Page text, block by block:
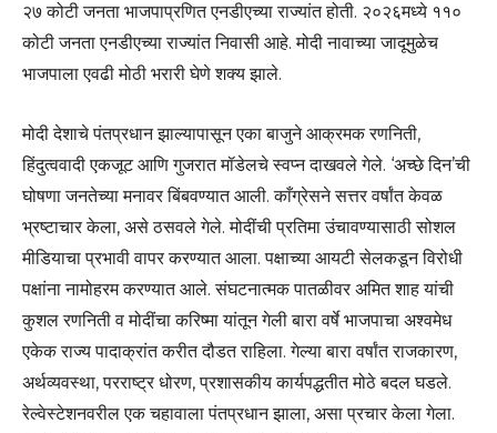
२७ कोटी जनता भाजपाप्रणित एनडीएच्या राज्यांत होती. २०२६मध्ये ११०
कोटी जनता एनडीएच्या राज्यांत निवासी आहे. मोदी नावाच्या जादूमुळेच
भाजपाला एवढी मोठी भरारी घेणे शक्य झाले.
मोदी देशाचे पंतप्रधान झाल्यापासून एका बाजुने आक्रमक रणनिती,
हिंदुत्ववादी एकजूट आणि गुजरात मॉडेलचे स्वप्न दाखवले गेले. ‘अच्छे दिन’ची
घोषणा जनतेच्या मनावर बिंबवण्यात आली. काँग्रेसने सत्तर वर्षांत केवळ
भ्रष्टाचार केला, असे ठसवले गेले. मोदींची प्रतिमा उंचावण्यासाठी सोशल
मीडियाचा प्रभावी वापर करण्यात आला. पक्षाच्या आयटी सेलकडून विरोधी
पक्षांना नामोहरम करण्यात आले. संघटनात्मक पातळीवर अमित शाह यांची
कुशल रणनिती व मोदींचा करिष्मा यांतून गेली बारा वर्षे भाजपाचा अश्वमेध
एकेक राज्य पादाक्रांत करीत दौडत राहिला. गेल्या बारा वर्षांत राजकारण,
अर्थव्यवस्था, परराष्ट्र धोरण, प्रशासकीय कार्यपद्धतीत मोठे बदल घडले.
रेल्वेस्टेशनवरील एक चहावाला पंतप्रधान झाला, असा प्रचार केला गेला.